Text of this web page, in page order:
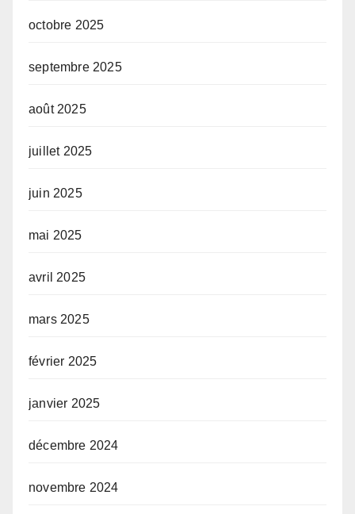
octobre 2025
septembre 2025
août 2025
juillet 2025
juin 2025
mai 2025
avril 2025
mars 2025
février 2025
janvier 2025
décembre 2024
novembre 2024